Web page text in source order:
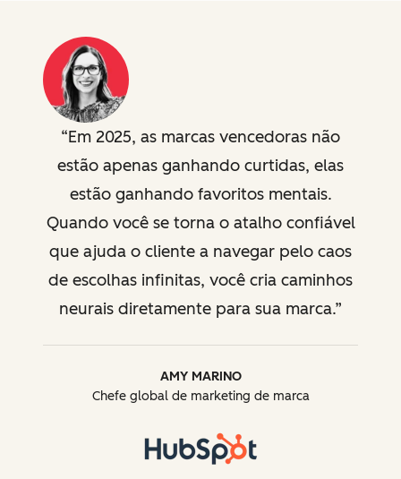
Em 2025, as marcas vencedoras não
estão apenas ganhando curtidas, elas
estão ganhando favoritos mentais.
Quando você se torna o atalho confiável
que ajuda o cliente a navegar pelo caos
de escolhas infinitas, você cria caminhos
neurais diretamente para sua marca.
AMY MARINO
Chefe global de marketing de marca